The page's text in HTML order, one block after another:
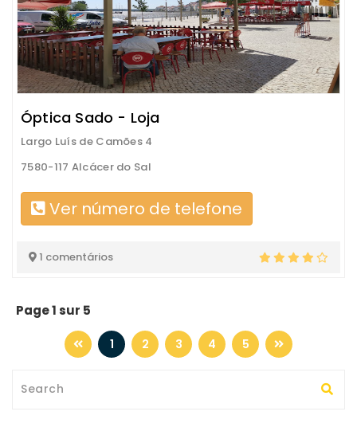
Óptica Sado - Loja
Largo Luís de Camões 4
7580-117 Alcácer do Sal
Ver número de telefone
1 comentários
Page 1 sur 5
1 2 3 4 5